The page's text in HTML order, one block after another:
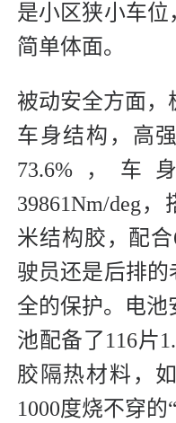
是小区狭小车
简单体面。
被动安全方面，
车身结构，高
73.6%，车
39861Nm/deg
米结构胶，配
驶员还是后排的
全的保护。电池
池配备了116片
胶隔热材料，
1000度烧不穿的